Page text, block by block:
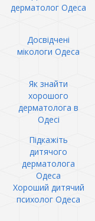
дерматолог Одеса
Досвідчені
мікологи Одеса
Як знайти
хорошого
дерматолога в
Одесі
Підкажіть
дитячого
дерматолога
Одеса
Хороший дитячий
психолог Одеса